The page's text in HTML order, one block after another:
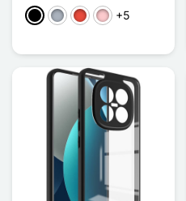
PretoCinzentoVermelho
Rosa+5